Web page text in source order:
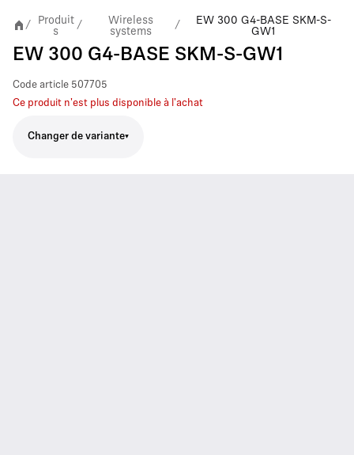
/
Produit
s
/
Wireless
systems
/
EW 300 G4-BASE SKM-S-
GW1
EW 300 G4-BASE SKM-S-GW1
Code article 507705
Ce produit n'est plus disponible à l'achat
Changer de variante